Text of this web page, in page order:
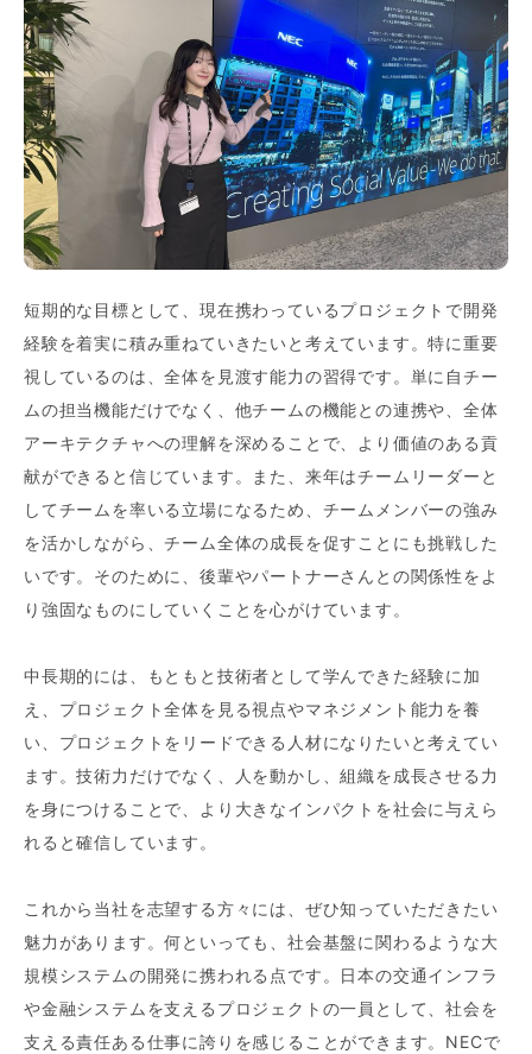
短期的な目標として、現在携わっているプロジェクトで開発
経験を着実に積み重ねていきたいと考えています。特に重要
視しているのは、全体を見渡す能力の習得です。単に自チー
ムの担当機能だけでなく、他チームの機能との連携や、全体
アーキテクチャへの理解を深めることで、より価値のある貢
献ができると信じています。また、来年はチームリーダーと
してチームを率いる立場になるため、チームメンバーの強み
を活かしながら、チーム全体の成長を促すことにも挑戦した
いです。そのために、後輩やパートナーさんとの関係性をよ
り強固なものにしていくことを心がけています。
中長期的には、もともと技術者として学んできた経験に加
え、プロジェクト全体を見る視点やマネジメント能力を養
い、プロジェクトをリードできる人材になりたいと考えてい
ます。技術力だけでなく、人を動かし、組織を成長させる力
を身につけることで、より大きなインパクトを社会に与えら
れると確信しています。
これから当社を志望する方々には、ぜひ知っていただきたい
魅力があります。何といっても、社会基盤に関わるような大
規模システムの開発に携われる点です。日本の交通インフラ
や金融システムを支えるプロジェクトの一員として、社会を
支える責任ある仕事に誇りを感じることができます。NECで